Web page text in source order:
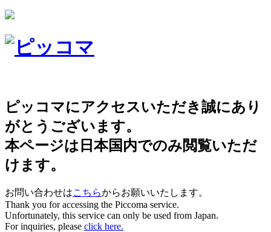
ピッコマにアクセスいただき誠にあり
がとうございます。
本ページは日本国内でのみ閲覧いただ
けます。
お問い合わせはこちらからお願いいたします。
Thank you for accessing the Piccoma service.
Unfortunately, this service can only be used from Japan.
For inquiries, please click here.